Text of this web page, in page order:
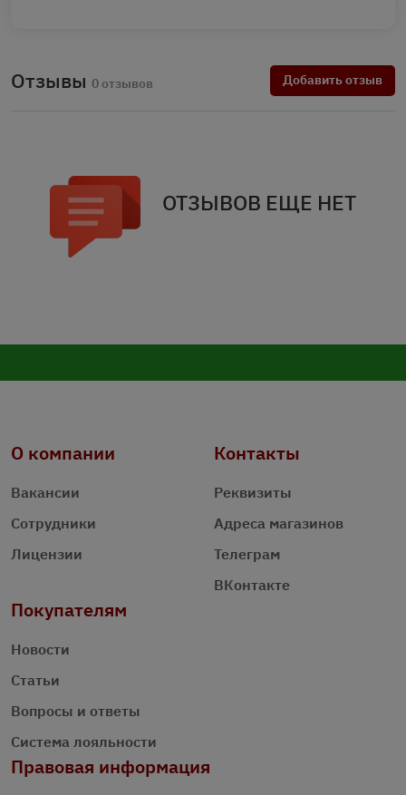
Отзывы 0 отзывов Добавить отзыв
ОТЗЫВОВ ЕЩЕ НЕТ
О компании
Вакансии
Сотрудники
Лицензии
Контакты
Реквизиты
Адреса магазинов
Телеграм
ВКонтакте
Покупателям
Новости
Статьи
Вопросы и ответы
Система лояльности
Правовая информация